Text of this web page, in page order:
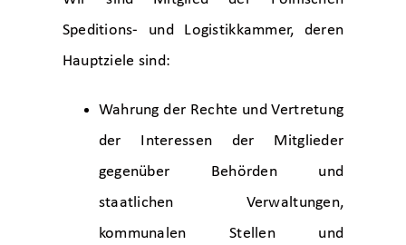
Speditions- und Logistikkammer, deren
Hauptziele sind:
Wahrung der Rechte und Vertretung
der Interessen der Mitglieder
gegenüber Behörden und
staatlichen Verwaltungen,
kommunalen Stellen und